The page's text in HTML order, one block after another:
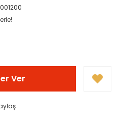
Ver